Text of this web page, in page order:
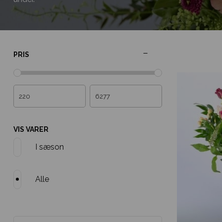
PRIS
VIS VARER
Alle
I sæson